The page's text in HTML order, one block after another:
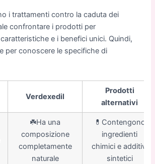
i trattamenti contro la caduta dei
confrontare i prodotti per
e i benefici unici. Quindi,
per conoscere le specifiche di
Verdexedil
Prodotti
alternativi
☘️Ha una
composizione
completamente
naturale
💊Contengono
ingredienti
chimici e additivi
sintetici